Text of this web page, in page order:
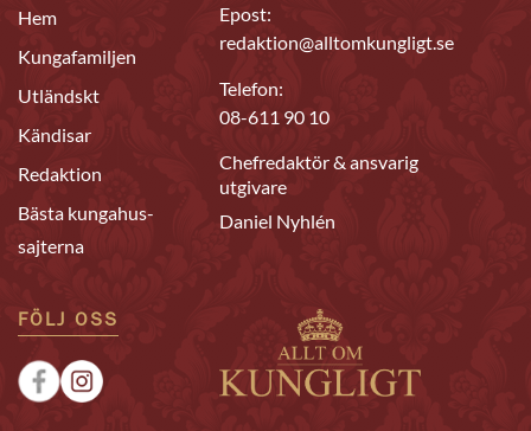
Hem
Kungafamiljen
Utländskt
Kändisar
Redaktion
Bästa kungahus-
sajterna
Epost:
redaktion@alltomkungligt.se
Telefon:
08-611 90 10
Chefredaktör & ansvarig
utgivare
Daniel Nyhlén
FÖLJ OSS